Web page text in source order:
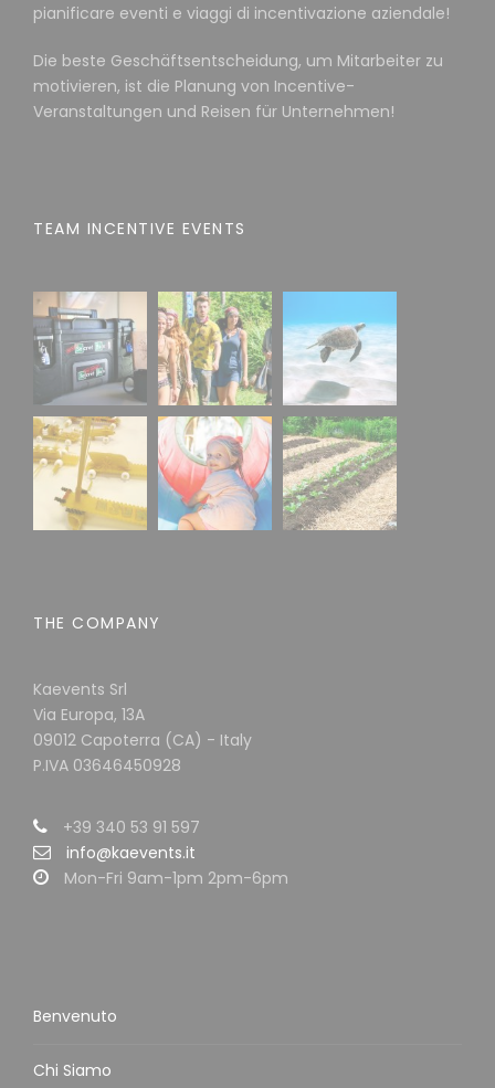
pianificare eventi e viaggi di incentivazione aziendale!
Die beste Geschäftsentscheidung, um Mitarbeiter zu
motivieren, ist die Planung von Incentive-
Veranstaltungen und Reisen für Unternehmen!
TEAM INCENTIVE EVENTS
THE COMPANY
Kaevents Srl
Via Europa, 13A
09012 Capoterra (CA) - Italy
P.IVA 03646450928
+39 340 53 91 597
info@kaevents.it
Mon-Fri 9am-1pm 2pm-6pm
Benvenuto
Chi Siamo